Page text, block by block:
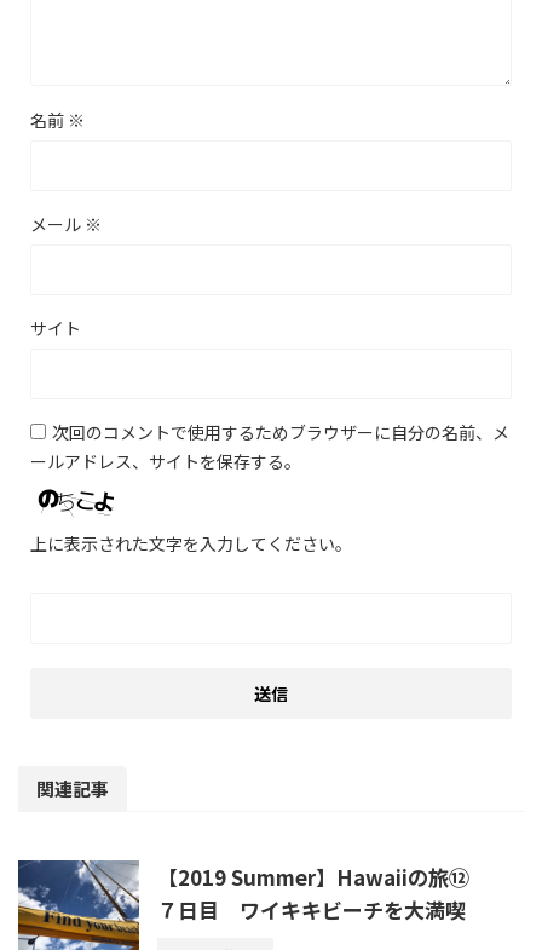
名前 ※
メール ※
サイト
次回のコメントで使用するためブラウザーに自分の名前、メ
ールアドレス、サイトを保存する。
上に表示された文字を入力してください。
関連記事
【2019 Summer】Hawaiiの旅⑫
７日目 ワイキキビーチを大満喫